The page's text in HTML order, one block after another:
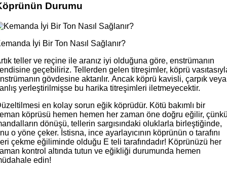
Durumu
İyi Bir Ton Nasıl Sağlanır?
teller ve reçine ile aranız iyi olduğuna göre, enstrümanın
geçebiliriz. Tellerden gelen titreşimler, köprü
gövdesine aktarılır. Ancak köprü kavisli, çarpık veya
yerleştirilmişse bu harika titreşimleri iletmeyecektir.
en kolay sorun eğik köprüdür. Kötü bakımlı bir
köprüsü hemen hemen her zaman öne doğru eğilir,
dönüşü, tellerin sargısındaki oluklarla birleştiğinde,
o yöne çeker. İstisna, ince ayarlayıcının köprünün o tarafını
çekme eğiliminde olduğu E teli tarafındadır! Köprünüzü her
kontrol altında tutun ve eğikliği durumunda hemen
edin!